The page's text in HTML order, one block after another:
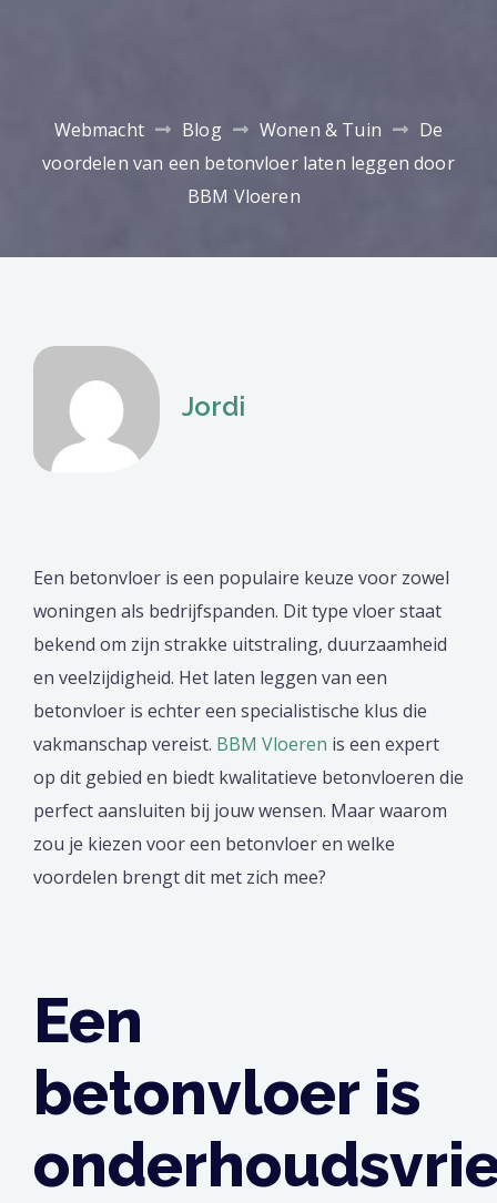
Webmacht Blog Wonen & Tuin
De
voordelen van een betonvloer laten leggen door
BBM Vloeren
Jordi
Een betonvloer is een populaire keuze voor zowel
woningen als bedrijfspanden. Dit type vloer staat
bekend om zijn strakke uitstraling, duurzaamheid
en veelzijdigheid. Het laten leggen van een
betonvloer is echter een specialistische klus die
vakmanschap vereist. BBM Vloeren is een expert
op dit gebied en biedt kwalitatieve betonvloeren die
perfect aansluiten bij jouw wensen. Maar waarom
zou je kiezen voor een betonvloer en welke
voordelen brengt dit met zich mee?
Een
betonvloer is